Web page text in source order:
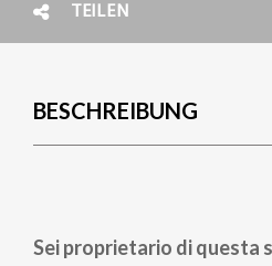
TEILEN
BESCHREIBUNG
Sei proprietario di questa